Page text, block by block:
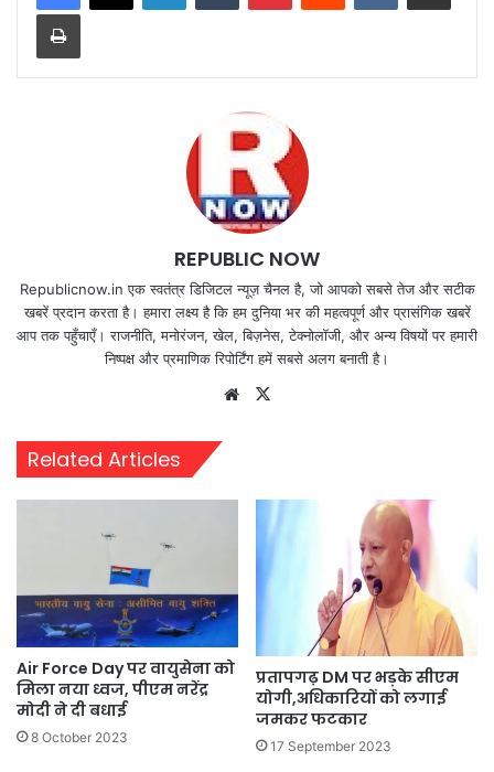
Print
REPUBLIC NOW
Republicnow.in एक स्वतंत्र डिजिटल न्यूज़ चैनल है, जो आपको सबसे तेज और सटीक
खबरें प्रदान करता है। हमारा लक्ष्य है कि हम दुनिया भर की महत्वपूर्ण और प्रासंगिक खबरें
आप तक पहुँचाएँ। राजनीति, मनोरंजन, खेल, बिज़नेस, टेक्नोलॉजी, और अन्य विषयों पर हमारी
निष्पक्ष और प्रमाणिक रिपोर्टिंग हमें सबसे अलग बनाती है।
Website
Related Articles
Air Force Day पर वायुसेना को
म‍िला नया ध्वज, पीएम नरेंद्र
मोदी ने दी बधाई
8 October 2023
प्रतापगढ़ DM पर भड़के सीएम
योगी,अधिकारियों को लगाई
जमकर फटकार
17 September 2023